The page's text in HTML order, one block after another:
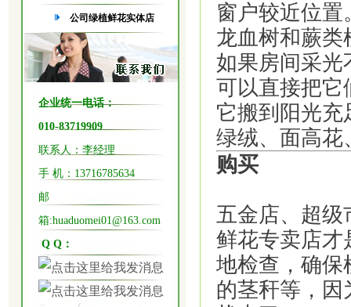
公司绿植鲜花实体店
企业统一电话：
010-83719909
联系人：李经理
手 机： 13716785634
邮
箱:huaduomei01@163.com
Q Q：
窗户较近位
龙血树和蕨类
如果房间采光
可以直接把它
它搬到阳光充
绿绒、面高花
购买
五金店、超级
鲜花专卖店才
地检查，确保
的茎秆等，因